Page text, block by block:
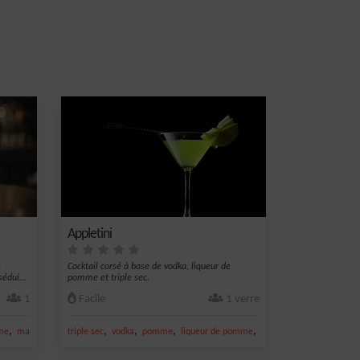
1
, martini
Appletini
Cocktail corsé à base de vodka, liqueur de
pomme et triple sec.
Facile 1 verre
triple sec, vodka, pomme, liqueur de pomme,